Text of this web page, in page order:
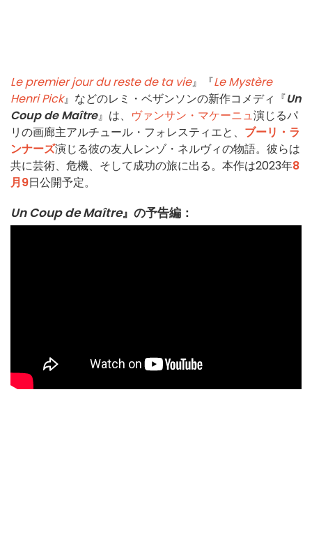
Le premier jour du reste de ta vie』『Le Mystère
Henri Pick』などのレミ・ベザンソンの新作コメディ『Un
Coup de Maître』は、 ヴァンサン・マケーニュ演じるパ
リの画廊主アルチュール・フォレスティエと、 ブーリ・ラ
ンナーズ演じる彼の友人レンゾ・ネルヴィの物語。彼らは
共に芸術、危機、そして成功の旅に出る。本作は2023年8
月9日公開予定。
Un Coup de Maître』の予告編：